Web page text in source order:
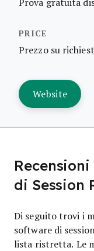
Prezzo su
Website
di Session
Di seguito trovi i
software di
lista ristretta. Le